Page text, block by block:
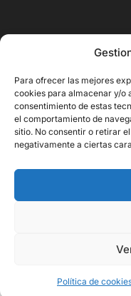
Para ofrecer las mejores
cookies para almacenar y/o
consentimiento de estas
el comportamiento de
sitio. No consentir o retirar
negativamente a ciertas
Política de
827,20€